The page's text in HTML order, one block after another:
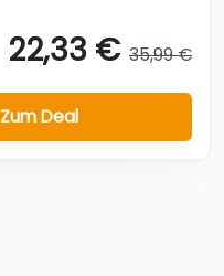
22,33 € 35,99 €
Zum Deal